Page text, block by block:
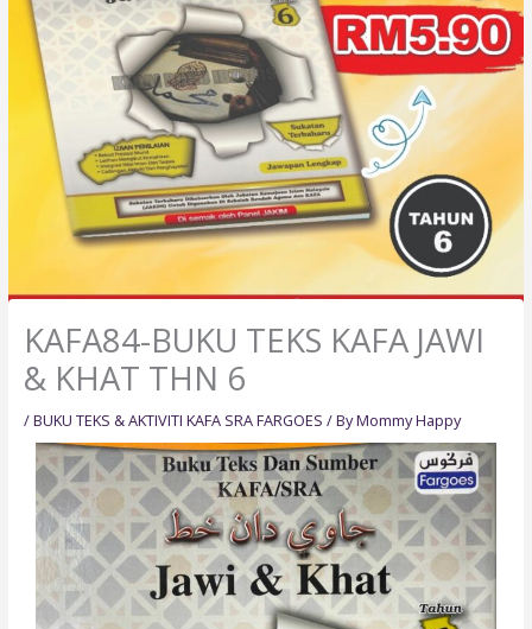
KAFA84-BUKU TEKS KAFA JAWI
& KHAT THN 6
/BUKU TEKS & AKTIVITI KAFA SRA FARGOES / ByMommy Happy